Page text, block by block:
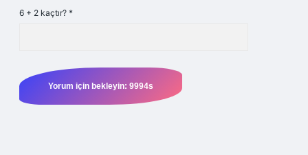
6 + 2 kaçtır? *